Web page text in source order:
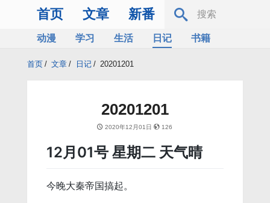
首页 文章 新番
动漫 学习 生活 日记
书籍
首页 / 文章 / 日记 / 20201201
20201201
2020年12月01日 126
12月01号 星期二 天气晴
今晚大秦帝国搞起。